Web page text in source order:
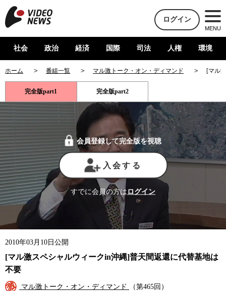
ログイン
MENU
社会 政治 経済 国際 司法 人権 環境
ホーム 番組一覧 マル激トーク・オン・ディマンド [マル
完全版part1 完全版part2
会員登録して完全版を視聴
入会する
すでに会員の方は ログイン
2010年03月10日公開
[マル激スペシャルウィークin沖縄]普天間返還に代替基地は
不要
マル激トーク・オン・ディマンド （第465回）